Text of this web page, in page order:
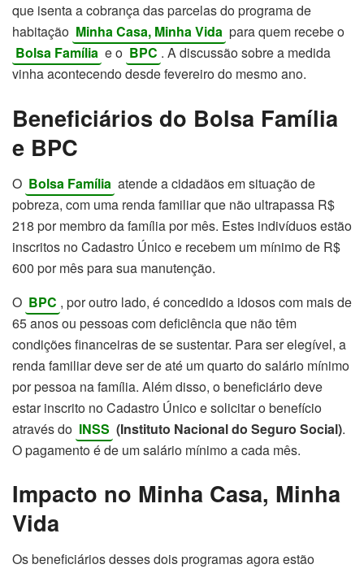
que isenta a cobrança das parcelas do programa de
habitação Minha Casa, Minha Vida para quem recebe o
Bolsa Família e o BPC . A discussão sobre a medida
vinha acontecendo desde fevereiro do mesmo ano.
Beneficiários do Bolsa Família
e BPC
O Bolsa Família atende a cidadãos em situação de
pobreza, com uma renda familiar que não ultrapassa R$
218 por membro da família por mês. Estes indivíduos estão
inscritos no Cadastro Único e recebem um mínimo de R$
600 por mês para sua manutenção.
O BPC , por outro lado, é concedido a idosos com mais de
65 anos ou pessoas com deficiência que não têm
condições financeiras de se sustentar. Para ser elegível, a
renda familiar deve ser de até um quarto do salário mínimo
por pessoa na família. Além disso, o beneficiário deve
estar inscrito no Cadastro Único e solicitar o benefício
através do INSS (Instituto Nacional do Seguro Social).
O pagamento é de um salário mínimo a cada mês.
Impacto no Minha Casa, Minha
Vida
Os beneficiários desses dois programas agora estão